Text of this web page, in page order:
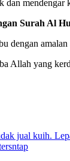
dan mendengar
Surah Al
dengan
Allah yang
jual kuih.